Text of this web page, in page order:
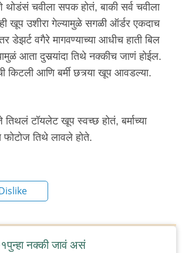
थोडंसं चवीला सपक होतं, बाकी सर्व चवीला
खूप उशीरा गेल्यामुळे सगळी ऑर्डर एकदाच
डेझर्ट वगैरे मागवण्याच्या आधीच हाती बिल
आता दुसर्‍यांदा तिथे नक्कीच जाणं होईल.
किटली आणि बर्मी छत्र्या खूप आवडल्या.
टॉयलेट खूप स्वच्छ होतं, बर्माच्या
फोटोज तिथे लावले होते.
नक्की जावं असं